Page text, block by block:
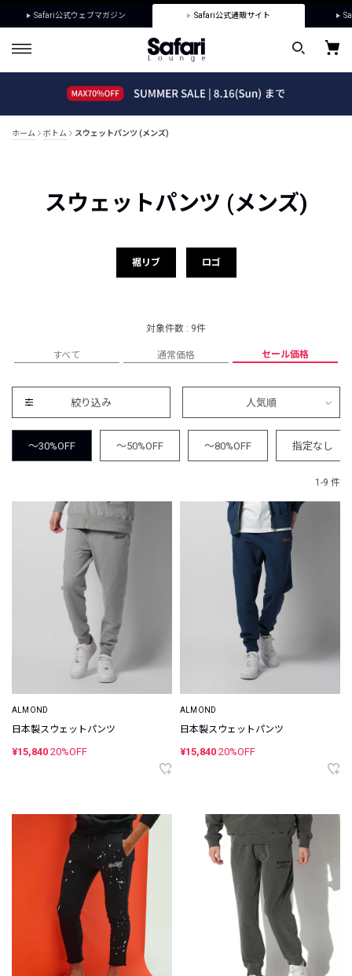
Safari公式ウェブマガジン Safari公式通販サイト
ホーム ボトム スウェットパンツ (メンズ)
スウェットパンツ (メンズ)
裾リブ ロゴ
対象件数 : 9件
すべて 通常価格 セール価格
絞り込み 人気順
～30%OFF ～50%OFF ～80%OFF 指定なし
1-9 件
ALMOND
日本製スウェットパンツ
¥15,840 20%OFF
ALMOND
日本製スウェットパンツ
¥15,840 20%OFF